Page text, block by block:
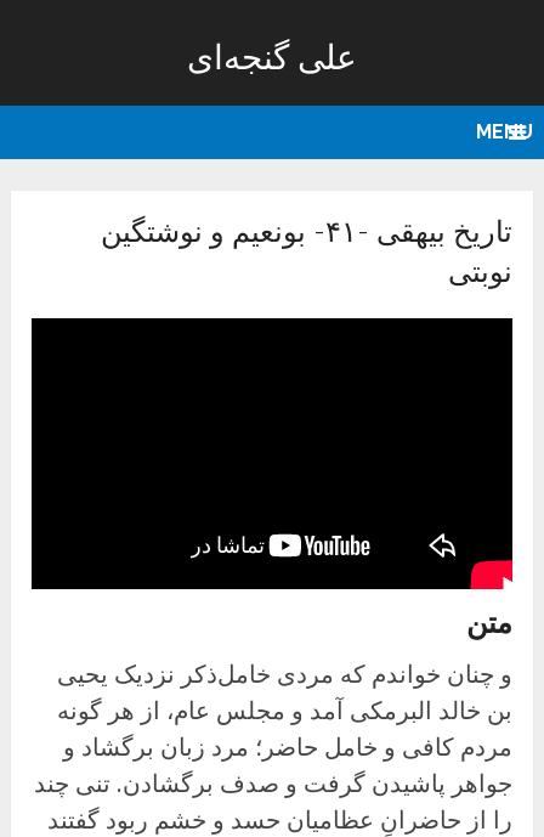
علی گنجه‌ای
MENU
تاریخ بیهقی -۴۱- بونعیم و نوشتگین
نوبتی
متن
و چنان خواندم که مردی خامل‌ذکر نزدیک یحیی
بن خالد البرمکی آمد و مجلس عام، از هر گونه
مردم کافی و خامل حاضر؛ مرد زبان برگشاد و
جواهر پاشیدن گرفت و صدف برگشادن. تنی چند
را از حاضرانِ عظامیان حسد و خشم ربود گفتند